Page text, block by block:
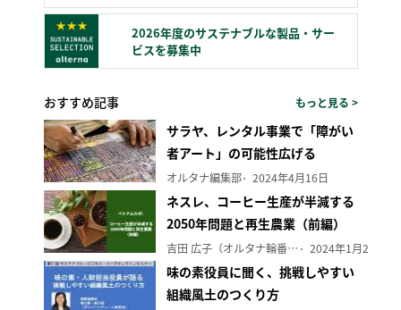
2026年度のサステナブルな製品・サー
ビスを募集中
おすすめ記事 もっと見る >
サラヤ、レンタル事業で「障がい
者アート」の可能性広げる
オルタナ編集部 2024年4月16日
ネスレ、コーヒー生産が半減する
2050年問題と再生農業（前編）
吉田 広子（オルタナ輪番編集長） 2024年1月29日
味の素役員に聞く、挑戦しやすい
組織風土のつくり方